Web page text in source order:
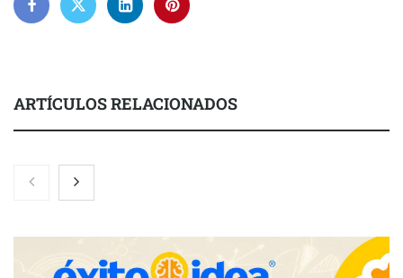
ARTÍCULOS RELACIONADOS
Martín Mingorance Abogados consolida su posición como
despacho de abogados Málaga de referencia para empresas y
Brisas del Estrecho abastece a la hostelería de Sevilla